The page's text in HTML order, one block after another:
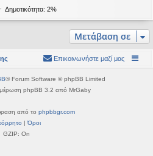
Δημοτικότητα: 2%
Μετάβαση σε
Επικοινωνήστε μαζί μας
® Forum Software © phpBB Limited
phpBB 3.2 από MrGaby
από το phpbbgr.com
|Όροι
GZIP: On